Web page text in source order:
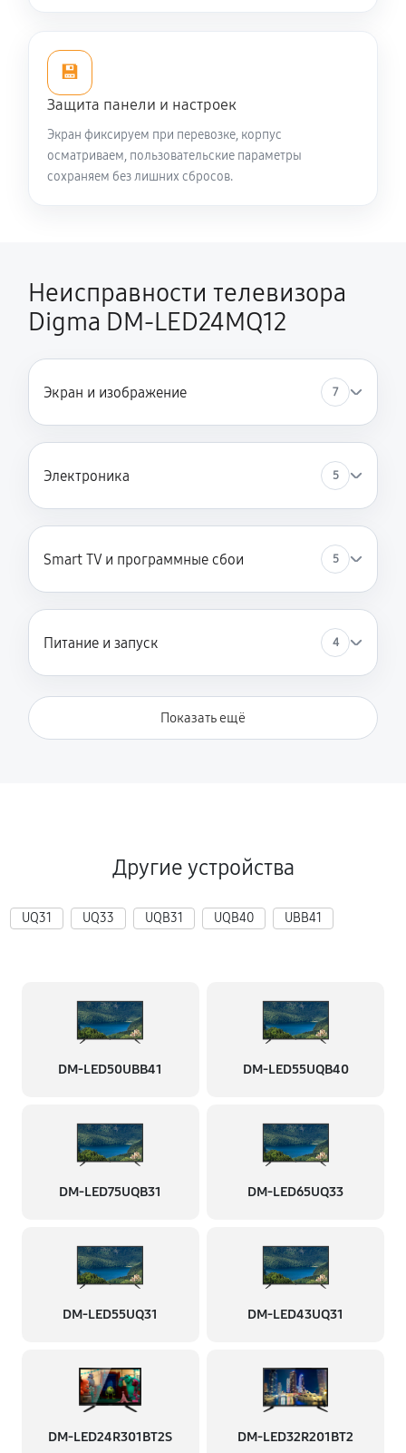
Замена трансформаторов подсветки
1620 руб 60 минут
💾
Защита панели и настроек
Экран фиксируем при перевозке, корпус
осматриваем, пользовательские параметры
сохраняем без лишних сбросов.
Неисправности телевизора
Digma DM-LED24MQ12
Экран и изображение 7
Электроника 5
Smart TV и программные сбои 5
Питание и запуск 4
Показать ещё
Другие устройства
UQ31 UQ33 UQB31 UQB40 UBB41
DM-LED50UBB41 DM-LED55UQB40
DM-LED75UQB31 DM-LED65UQ33
DM-LED55UQ31 DM-LED43UQ31
DM-LED24R301BT2S DM-LED32R201BT2